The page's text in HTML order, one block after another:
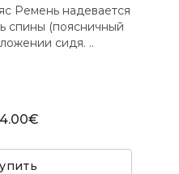
Ремень надевается
спины (поясничный
сидя. ..